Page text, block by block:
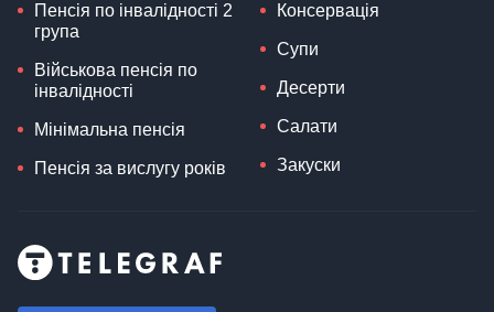
Пенсія по інвалідності 2
група
Військова пенсія по
інвалідності
Мінімальна пенсія
Пенсія за вислугу років
Консервація
Супи
Десерти
Салати
Закуски